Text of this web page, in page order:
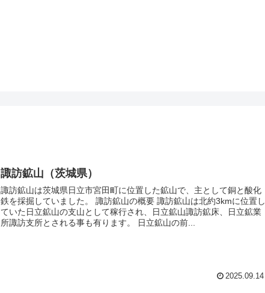
諏訪鉱山（茨城県）
諏訪鉱山は茨城県日立市宮田町に位置した鉱山で、主として銅と酸化
鉄を採掘していました。 諏訪鉱山の概要 諏訪鉱山は北約3kmに位置し
ていた日立鉱山の支山として稼行され、日立鉱山諏訪鉱床、日立鉱業
所諏訪支所とされる事も有ります。 日立鉱山の前...
2025.09.14